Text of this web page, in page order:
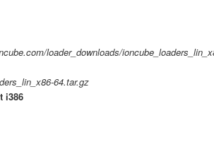
loader_downloads/
64.tar.gz
i386